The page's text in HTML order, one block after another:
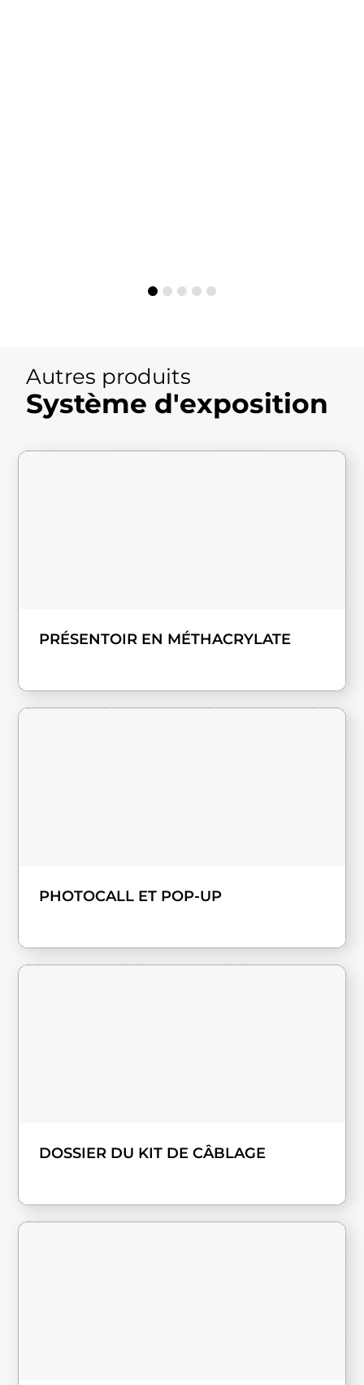
Autres produits
Système d'exposition
PRÉSENTOIR EN MÉTHACRYLATE
PHOTOCALL ET POP-UP
DOSSIER DU KIT DE CÂBLAGE